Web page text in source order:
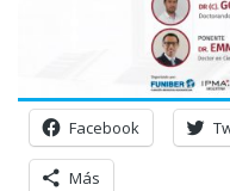
Facebook
Más